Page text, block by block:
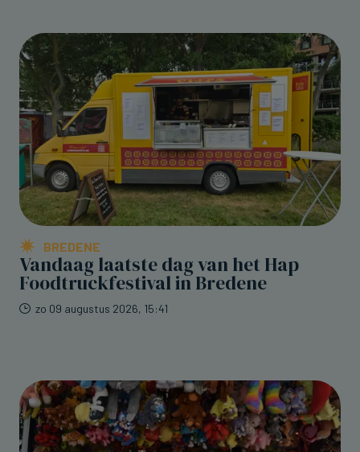
BREDENE
Vandaag laatste dag van het Hap
Foodtruckfestival in Bredene
zo 09 augustus 2026, 15:41